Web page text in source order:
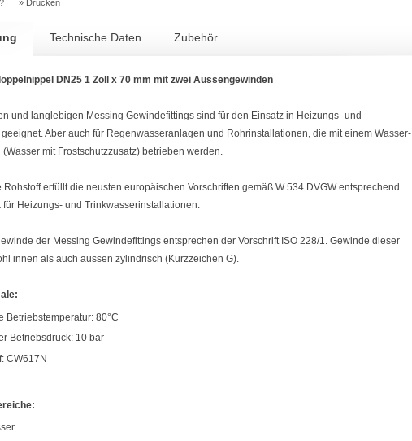
» Drucken
Technische Daten Zubehör
DN25 1 Zoll x 70 mm mit zwei Aussengewinden
und langlebigen Messing Gewindefittings sind für den Einsatz in Heizungs- und
Aber auch für Regenwasseranlagen und Rohrinstallationen, die mit einem Wasser-
mit Frostschutzzusatz) betrieben werden.
Rohstoff erfüllt die neusten europäischen Vorschriften gemäß W 534 DVGW entsprechend
Heizungs- und Trinkwasserinstallationen.
der Messing Gewindefittings entsprechen der Vorschrift ISO 228/1. Gewinde dieser
innen als auch aussen zylindrisch (Kurzzeichen G).
Betriebstemperatur: 80°C
Betriebsdruck: 10 bar
CW617N